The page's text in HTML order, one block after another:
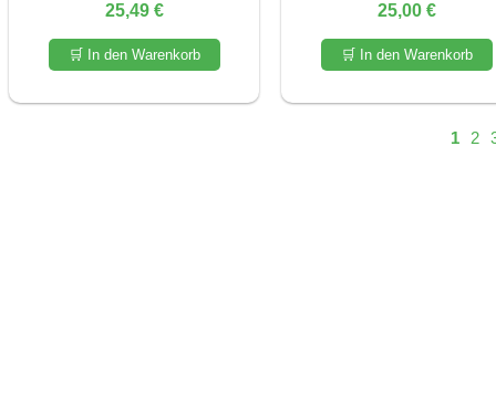
25,49 €
🛒 In den Warenkorb
25,00 €
🛒 In den Warenkorb
1 2